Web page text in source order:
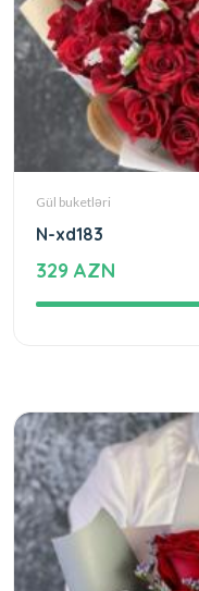
Gül buketləri
N-xd183
329 AZN